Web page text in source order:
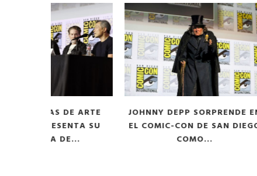
JOHNNY DEPP SORPRENDE EN
EL COMIC-CON DE SAN DIEGO
ELSA
EN